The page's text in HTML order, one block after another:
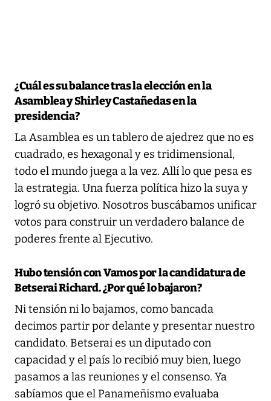
¿Cuál es su balance tras la elección en la
Asamblea y Shirley Castañedas en la
presidencia?
La Asamblea es un tablero de ajedrez que no es
cuadrado, es hexagonal y es tridimensional,
todo el mundo juega a la vez. Allí lo que pesa es
la estrategia. Una fuerza política hizo la suya y
logró su objetivo. Nosotros buscábamos unificar
votos para construir un verdadero balance de
poderes frente al Ejecutivo.
Hubo tensión con Vamos por la candidatura de
Betserai Richard. ¿Por qué lo bajaron?
Ni tensión ni lo bajamos, como bancada
decimos partir por delante y presentar nuestro
candidato. Betserai es un diputado con
capacidad y el país lo recibió muy bien, luego
pasamos a las reuniones y el consenso. Ya
sabíamos que el Panameñismo evaluaba